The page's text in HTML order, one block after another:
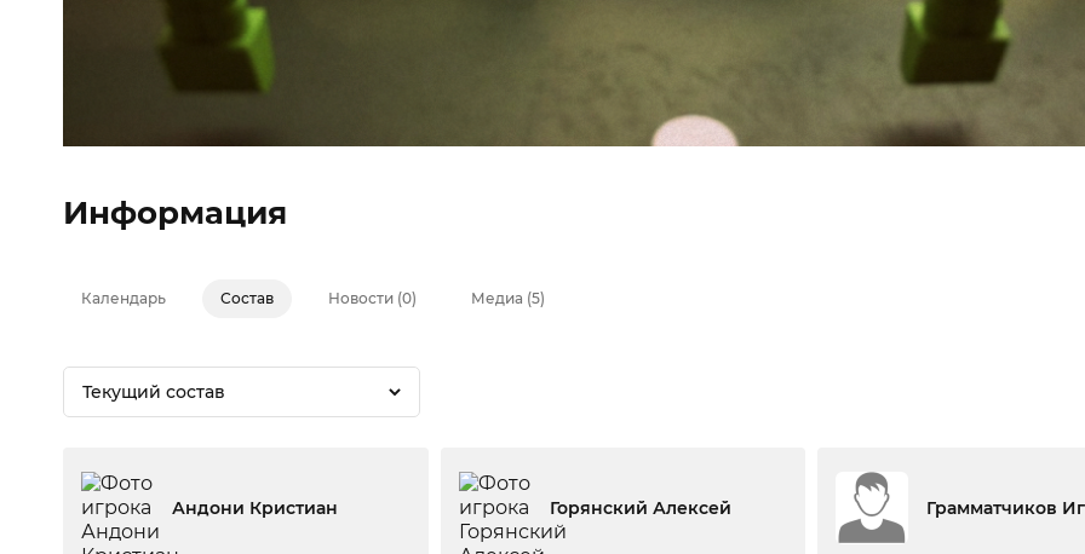
Информация
Календарь Состав Новости (0) Медиа (5)
Текущий состав
Андони Кристиан Горянский Алексей Грамматчиков